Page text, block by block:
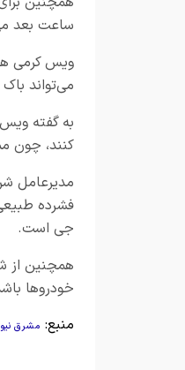
ساعت بعد
می‌تواند باک خودرو را پر کند و از
به گفته
کنند، چون
مدیرعامل
جی است.
همچنین از
خودروها
منبع: مشرق